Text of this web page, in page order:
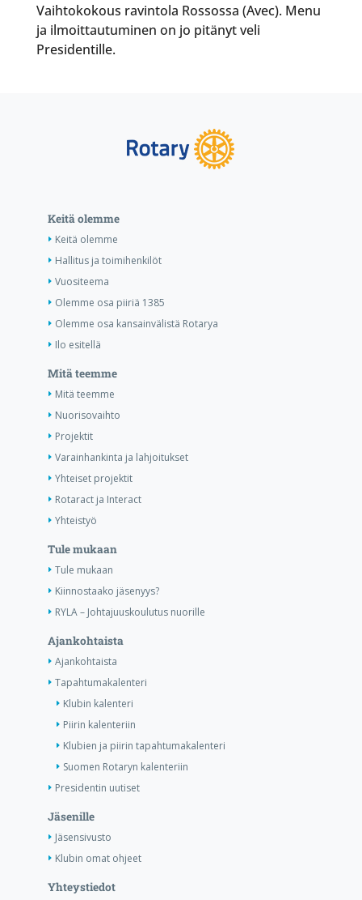
Vaihtokokous ravintola Rossossa (Avec). Menu
ja ilmoittautuminen on jo pitänyt veli
Presidentille.
Keitä olemme
Keitä olemme
Hallitus ja toimihenkilöt
Vuositeema
Olemme osa piiriä 1385
Olemme osa kansainvälistä Rotarya
Ilo esitellä
Mitä teemme
Mitä teemme
Nuorisovaihto
Projektit
Varainhankinta ja lahjoitukset
Yhteiset projektit
Rotaract ja Interact
Yhteistyö
Tule mukaan
Tule mukaan
Kiinnostaako jäsenyys?
RYLA – Johtajuuskoulutus nuorille
Ajankohtaista
Ajankohtaista
Tapahtumakalenteri
Klubin kalenteri
Piirin kalenteriin
Klubien ja piirin tapahtumakalenteri
Suomen Rotaryn kalenteriin
Presidentin uutiset
Jäsenille
Jäsensivusto
Klubin omat ohjeet
Yhteystiedot